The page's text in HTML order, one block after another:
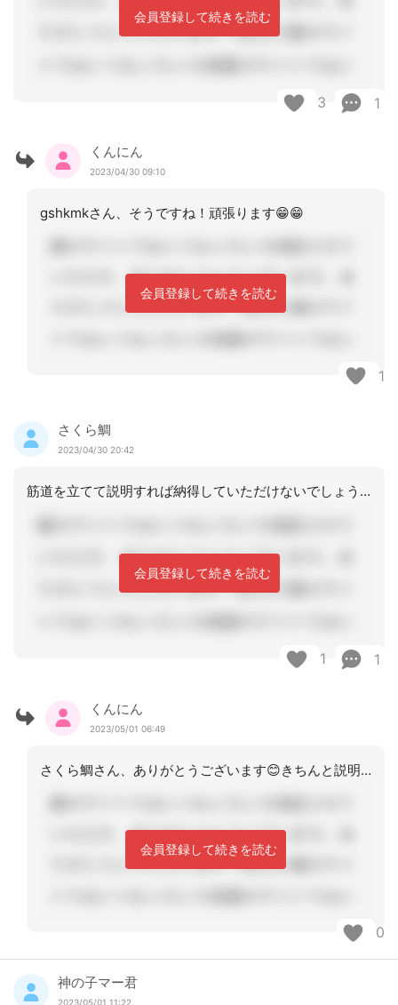
会員登録して続きを読む
3 1
くんにん
2023/04/30 09:10
gshkmkさん、そうですね！頑張ります😁😁
会員登録して続きを読む
1
さくら鯛
2023/04/30 20:42
筋道を立てて説明すれば納得していただけないでしょうか。もしくは、管理者などから説
会員登録して続きを読む
1 1
くんにん
2023/05/01 06:49
さくら鯛さん、ありがとうございます😊きちんと説明したらわかってもらえますよね！
会員登録して続きを読む
0
神の子マー君
2023/05/01 11:22